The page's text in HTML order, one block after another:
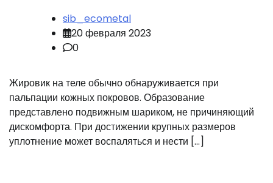
sib_ecometal
20 февраля 2023
0
Жировик на теле обычно обнаруживается при
пальпации кожных покровов. Образование
представлено подвижным шариком, не причиняющий
дискомфорта. При достижении крупных размеров
уплотнение может воспаляться и нести […]